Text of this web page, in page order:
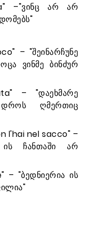
–"ვინც არ არ
– "შეინარჩუნე
ვინმე ბინძურ
– "დაეხმარე
ღმერთიც
l'hai nel sacco" –
ის ჩანთაში არ
"ბედნიერია ის